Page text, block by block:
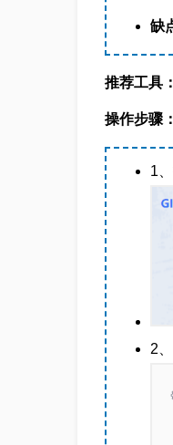
缺
推荐工具：
操作步骤：
1
2